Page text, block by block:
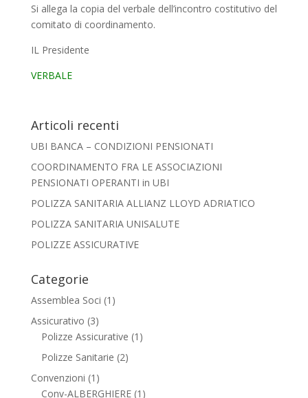
Si allega la copia del verbale dell’incontro costitutivo del
comitato di coordinamento.
IL Presidente
VERBALE
Articoli recenti
UBI BANCA – CONDIZIONI PENSIONATI
COORDINAMENTO FRA LE ASSOCIAZIONI
PENSIONATI OPERANTI in UBI
POLIZZA SANITARIA ALLIANZ LLOYD ADRIATICO
POLIZZA SANITARIA UNISALUTE
POLIZZE ASSICURATIVE
Categorie
Assemblea Soci (1)
Assicurativo (3)
Polizze Assicurative (1)
Polizze Sanitarie (2)
Convenzioni (1)
Conv-ALBERGHIERE(1)